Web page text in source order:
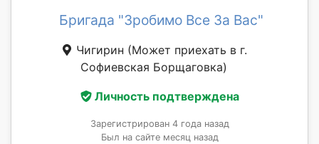
Бригада "Зробимо Все За Вас"
Чигирин (Может приехать в г.
Софиевская Борщаговка)
Личность подтверждена
Зарегистрирован 4 года назад
Был на сайте месяц назад